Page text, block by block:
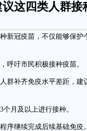
这四类人群接
冠疫苗，不仅能够保护
吁市民积极接种疫苗。
补齐免疫水平差距，建
月及以上进行接种。
继续完成后续基础免疫。